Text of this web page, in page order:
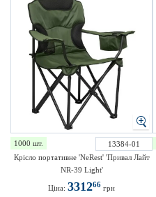
1000 шт.
13384-01
Крісло портативне 'NeRest' 'Привал Лайт
NR-39 Light'
Ціна: 331266 грн